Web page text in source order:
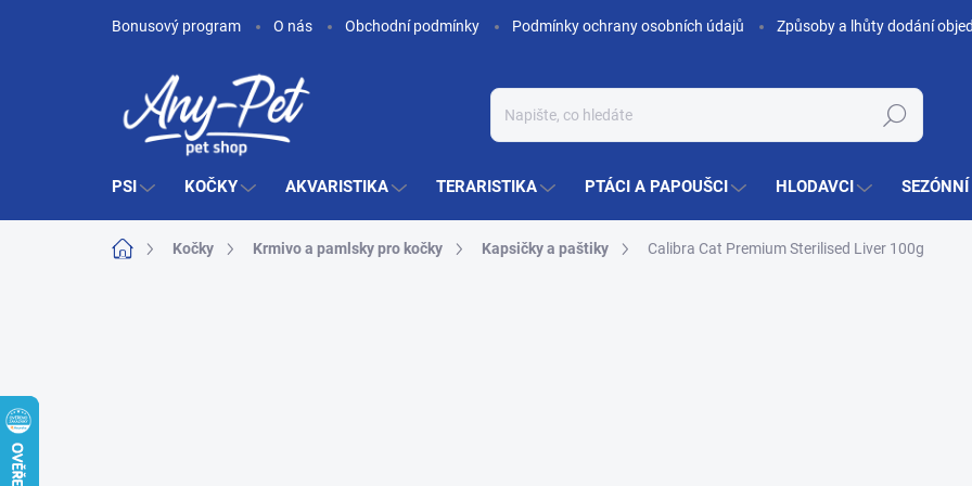
Bonusový program O nás Obchodní podmínky Podmínky ochrany osobních údajů Způsoby a lhůty dodání
Hledat
PSI KOČKY AKVARISTIKA TERARISTIKA PTÁCI A PAPOUŠCI HLODAVCI
Domů Kočky Krmivo a pamlsky pro kočky Kapsičky a paštiky Calibra Cat Premium Sterilised Liver 100g